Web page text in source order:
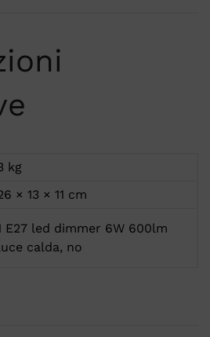
kg
× 13 × 11 cm
E27 led dimmer 6W 600lm
calda, no